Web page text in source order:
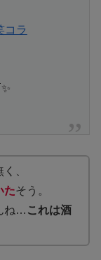
コラ
、
たそう。
ね… これは酒